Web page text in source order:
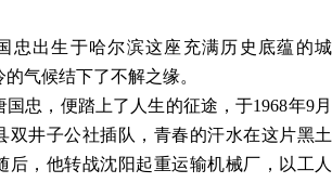
忠出生于哈尔滨这座充满历史底蕴的城
气候结下了不解之缘。
国忠，便踏上了人生的征途，于1968年9月
双井子公社插队，青春的汗水在这片黑土
后，他转战沈阳起重运输机械厂，以工人